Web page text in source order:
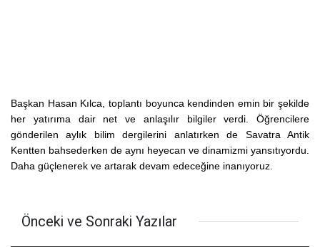
Başkan Hasan Kılca, toplantı boyunca kendinden emin bir şekilde
her yatırıma dair net ve anlaşılır bilgiler verdi. Öğrencilere
gönderilen aylık bilim dergilerini anlatırken de Savatra Antik
Kentten bahsederken de aynı heyecan ve dinamizmi yansıtıyordu.
Daha güçlenerek ve artarak devam edeceğine inanıyoruz.
Önceki ve Sonraki Yazılar